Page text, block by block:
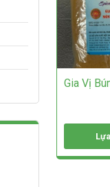
tùy
chọn
thể
được
chọn
trên
phẩm
Gia Vị
Sản